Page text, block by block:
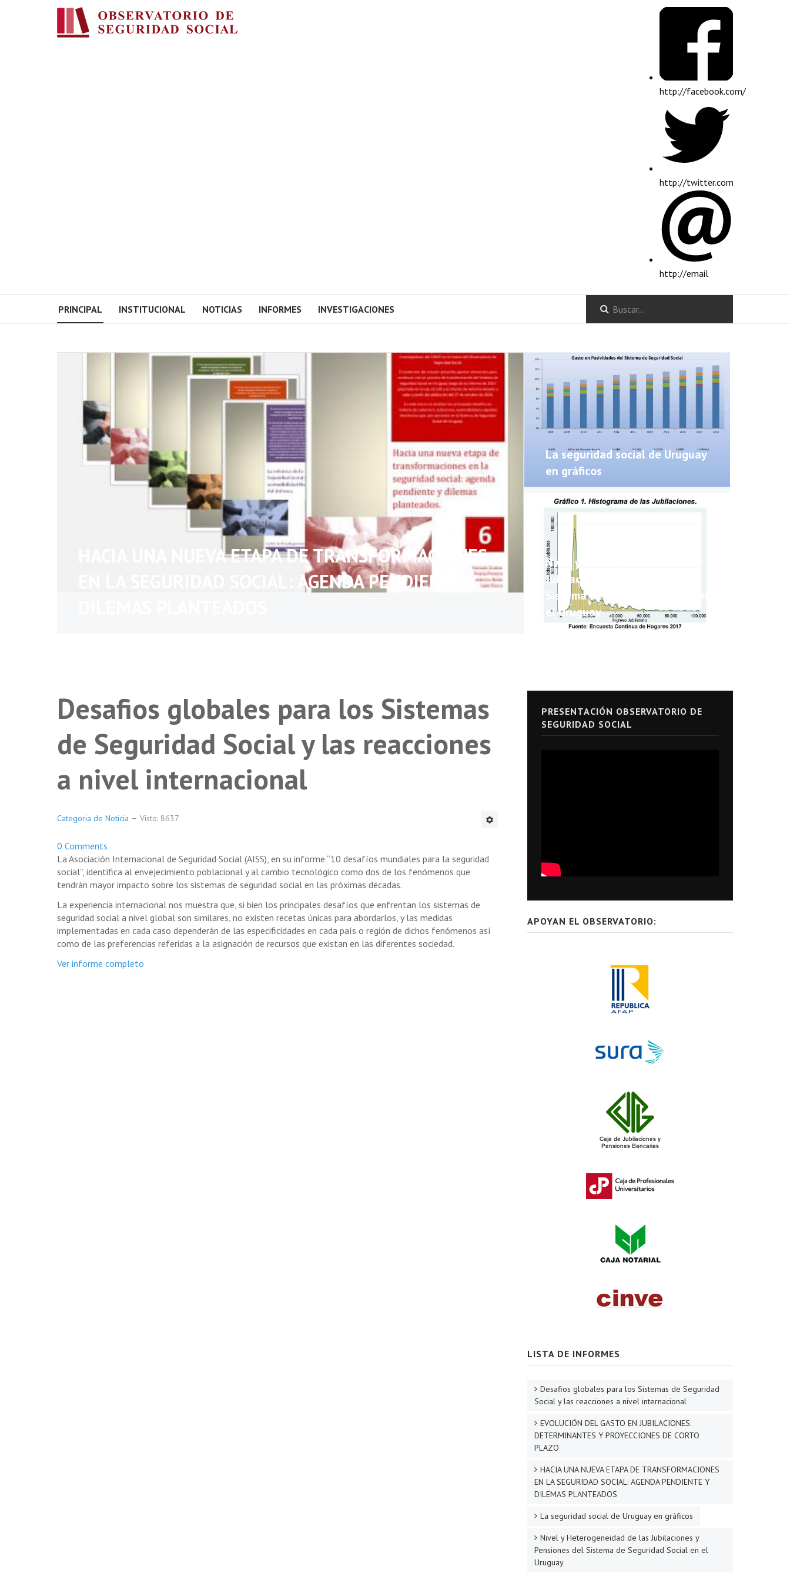
http://facebook.com/
http://twitter.com
http://email
PRINCIPAL INSTITUCIONAL NOTICIAS INFORMES INVESTIGACIONES
HACIA UNA NUEVA ETAPA DE TRANSFORMACIONES
EN LA SEGURIDAD SOCIAL: AGENDA PENDIENTE Y
La seguridad social de Uruguay
en gráficos
Nivel y Heterogeneidad de las
Jubilaciones y Pensiones del
Sistema de Seguridad Social en
el Uruguay
Desafios globales para los Sistemas
de Seguridad Social y las reacciones
a nivel internacional
Categoria de Noticia Visto: 8637
0 Comments
La Asociación Internacional de Seguridad Social (AISS), en su informe “10 desafíos mundiales para la seguridad
social”, identifica al envejecimiento poblacional y al cambio tecnológico como dos de los fenómenos que
tendrán mayor impacto sobre los sistemas de seguridad social en las próximas décadas.
La experiencia internacional nos muestra que, si bien los principales desafíos que enfrentan los sistemas de
seguridad social a nivel global son similares, no existen recetas únicas para abordarlos, y las medidas
implementadas en cada caso dependerán de las especificidades en cada país o región de dichos fenómenos así
como de las preferencias referidas a la asignación de recursos que existan en las diferentes sociedad.
Ver informe completo
PRESENTACIÓN OBSERVATORIO DE
SEGURIDAD SOCIAL
APOYAN EL OBSERVATORIO:
LISTA DE INFORMES
Desafios globales para los Sistemas de Seguridad
Social y las reacciones a nivel internacional
EVOLUCIÓN DEL GASTO EN JUBILACIONES:
DETERMINANTES Y PROYECCIONES DE CORTO
PLAZO
HACIA UNA NUEVA ETAPA DE TRANSFORMACIONES
EN LA SEGURIDAD SOCIAL: AGENDA PENDIENTE Y
DILEMAS PLANTEADOS
La seguridad social de Uruguay en gráficos
Nivel y Heterogeneidad de las Jubilaciones y
Pensiones del Sistema de Seguridad Social en el
Uruguay